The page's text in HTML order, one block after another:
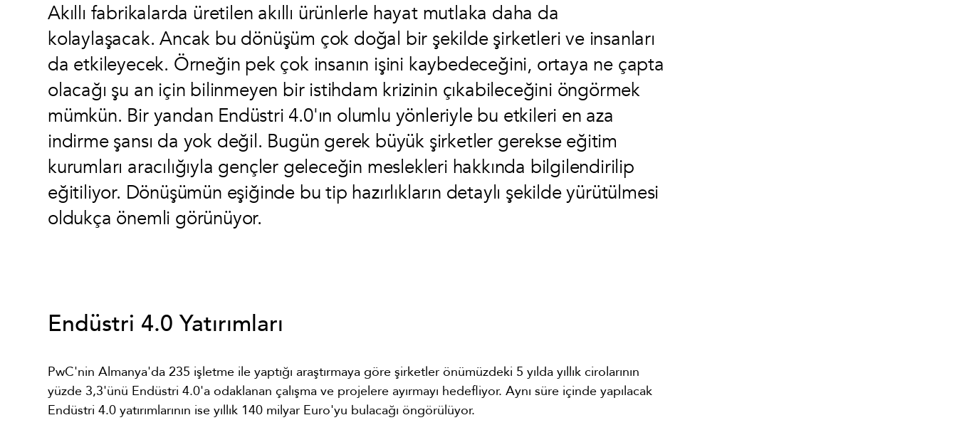
Akıllı fabrikalarda üretilen akıllı ürünlerle hayat mutlaka daha da
kolaylaşacak. Ancak bu dönüşüm çok doğal bir şekilde şirketleri ve insanları
da etkileyecek. Örneğin pek çok insanın işini kaybedeceğini, ortaya ne çapta
olacağı şu an için bilinmeyen bir istihdam krizinin çıkabileceğini öngörmek
mümkün. Bir yandan Endüstri 4.0'ın olumlu yönleriyle bu etkileri en aza
indirme şansı da yok değil. Bugün gerek büyük şirketler gerekse eğitim
kurumları aracılığıyla gençler geleceğin meslekleri hakkında bilgilendirilip
eğitiliyor. Dönüşümün eşiğinde bu tip hazırlıkların detaylı şekilde yürütülmesi
oldukça önemli görünüyor.
Endüstri 4.0 Yatırımları
PwC'nin Almanya'da 235 işletme ile yaptığı araştırmaya göre şirketler önümüzdeki 5 yılda yıllık cirolarının
yüzde 3,3'ünü Endüstri 4.0'a odaklanan çalışma ve projelere ayırmayı hedefliyor. Aynı süre içinde yapılacak
Endüstri 4.0 yatırımlarının ise yıllık 140 milyar Euro'yu bulacağı öngörülüyor.